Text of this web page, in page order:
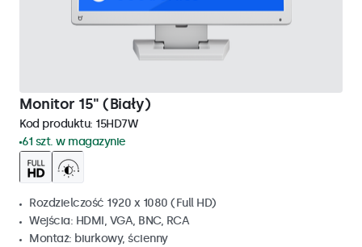
Monitor 15" (Biały)
Kod produktu: 15HD7W
61 szt. w magazynie
Rozdzielczość 1920 x 1080 (Full HD)
Wejścia: HDMI, VGA, BNC, RCA
Montaż: biurkowy, ścienny